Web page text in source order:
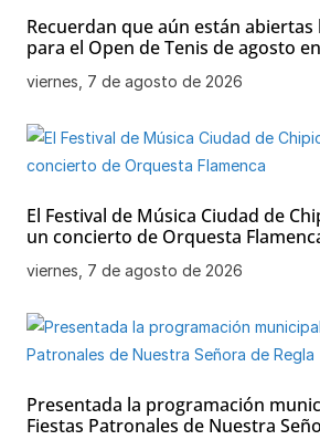
Recuerdan que aún están
para el Open de Tenis de agosto
viernes, 7 de agosto de 2026
El Festival de Música Ciudad de
un concierto de Orquesta
viernes, 7 de agosto de 2026
Presentada la programación
Fiestas Patronales de Nuestra